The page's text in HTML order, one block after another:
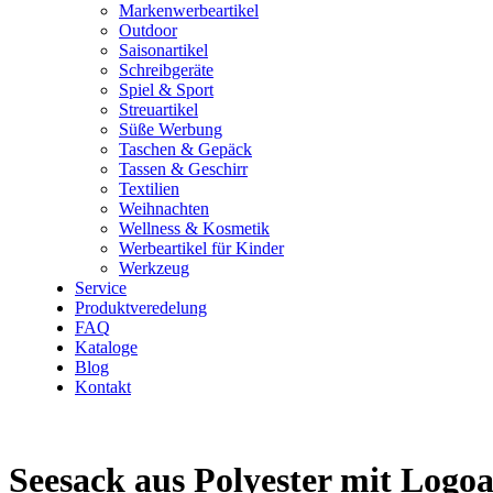
Markenwerbeartikel
Outdoor
Saisonartikel
Schreibgeräte
Spiel & Sport
Streuartikel
Süße Werbung
Taschen & Gepäck
Tassen & Geschirr
Textilien
Weihnachten
Wellness & Kosmetik
Werbeartikel für Kinder
Werkzeug
Service
Produktveredelung
FAQ
Kataloge
Blog
Kontakt
Seesack aus Polyester mit